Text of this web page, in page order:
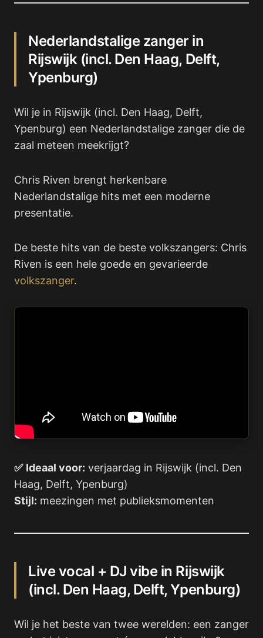
Nederlandstalige zanger in
Rijswijk (incl. Den Haag, Delft,
Ypenburg)
Wil je in Rijswijk (incl. Den Haag, Delft,
Ypenburg) een Nederlandstalige zanger die de
zaal meteen meekrijgt?
Chris Riven brengt herkenbare
Nederlandstalige hits met een moderne
presentatie.
De beste hits van de beste volkszangers: Chris
Riven is een hele goede en gevarieerde
volkszanger.
✅ Ideaal voor: verjaardag in Rijswijk (incl. Den
Haag, Delft, Ypenburg)
Stijl: meezingen met publieksmomenten
Live vocal + DJ vibe in Rijswijk
(incl. Den Haag, Delft, Ypenburg)
Wil je het beste van twee werelden: een zanger